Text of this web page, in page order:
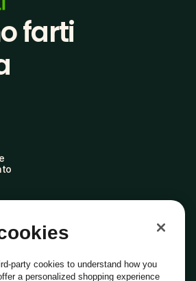
farti
party cookies to understand how you
a personalized shopping experience